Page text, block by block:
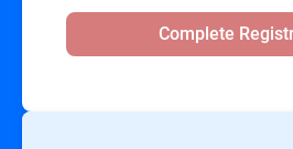
Complete